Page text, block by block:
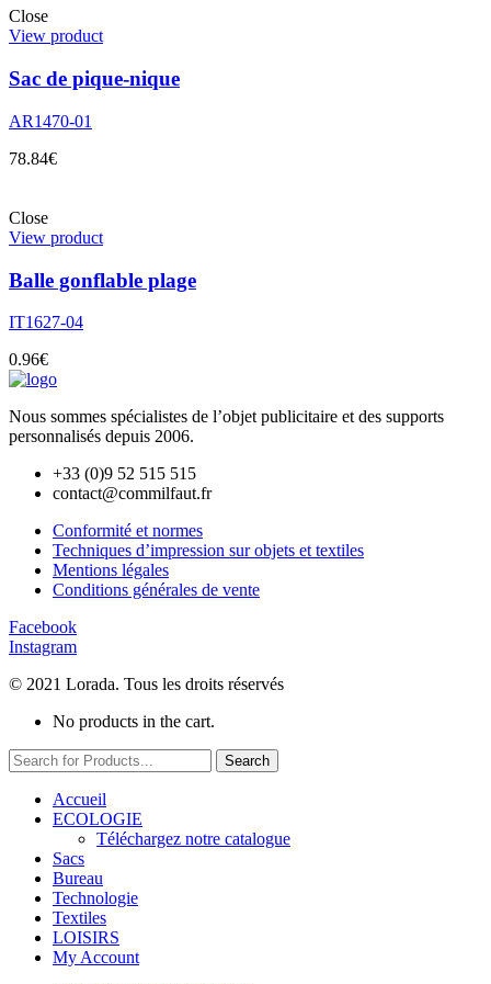
Close
View product
Sac de pique-nique
AR1470-01
78.84€
Close
View product
Balle gonflable plage
IT1627-04
0.96€
Nous sommes spécialistes de l’objet publicitaire et des supports
personnalisés depuis 2006.
+33 (0)9 52 515 515
contact@commilfaut.fr
Conformité et normes
Techniques d’impression sur objets et textiles
Mentions légales
Conditions générales de vente
Facebook
Instagram
© 2021 Lorada. Tous les droits réservés
No products in the cart.
Search
Accueil
ECOLOGIE
Téléchargez notre catalogue
Sacs
Bureau
Technologie
Textiles
LOISIRS
My Account